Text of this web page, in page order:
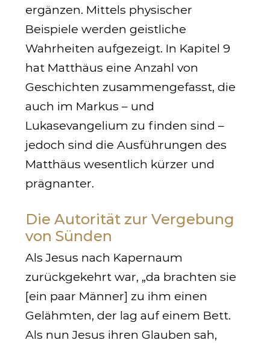
ergänzen. Mittels physischer
Beispiele werden geistliche
Wahrheiten aufgezeigt. In Kapitel 9
hat Matthäus eine Anzahl von
Geschichten zusammengefasst, die
auch im Markus – und
Lukasevangelium zu finden sind –
jedoch sind die Ausführungen des
Matthäus wesentlich kürzer und
prägnanter.
Die Autorität zur Vergebung
von Sünden
Als Jesus nach Kapernaum
zurückgekehrt war, „da brachten sie
[ein paar Männer] zu ihm einen
Gelähmten, der lag auf einem Bett.
Als nun Jesus ihren Glauben sah,